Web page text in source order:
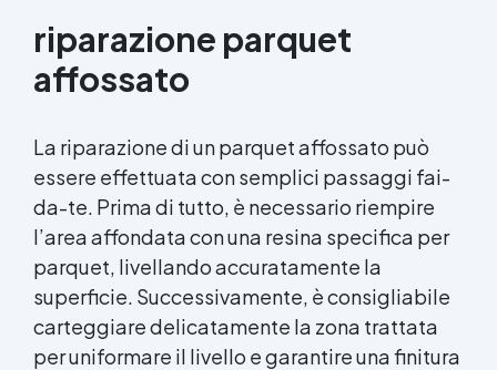
riparazione parquet
affossato
La riparazione di un parquet affossato può
essere effettuata con semplici passaggi fai-
da-te. Prima di tutto, è necessario riempire
l’area affondata con una resina specifica per
parquet, livellando accuratamente la
superficie. Successivamente, è consigliabile
carteggiare delicatamente la zona trattata
per uniformare il livello e garantire una finitura